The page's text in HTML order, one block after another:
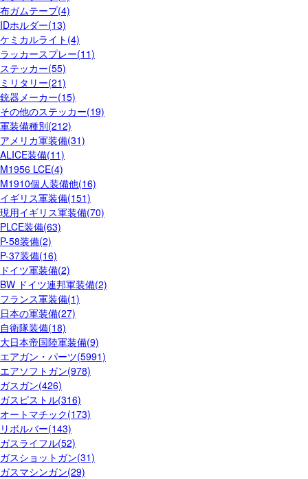
布ガムテープ(4)
IDホルダー(13)
ケミカルライト(4)
ラッカースプレー(11)
ステッカー(55)
ミリタリー(21)
銃器メーカー(15)
その他のステッカー(19)
軍装備種別(212)
アメリカ軍装備(31)
ALICE装備(11)
M1956 LCE(4)
M1910個人装備他(16)
イギリス軍装備(151)
現用イギリス軍装備(70)
PLCE装備(63)
P-58装備(2)
P-37装備(16)
ドイツ軍装備(2)
BW ドイツ連邦軍装備(2)
フランス軍装備(1)
日本の軍装備(27)
自衛隊装備(18)
大日本帝国陸軍装備(9)
エアガン・パーツ(5991)
エアソフトガン(978)
ガスガン(426)
ガスピストル(316)
オートマチック(173)
リボルバー(143)
ガスライフル(52)
ガスショットガン(31)
ガスマシンガン(29)